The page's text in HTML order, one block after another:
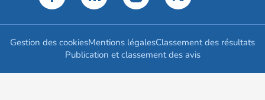
Gestion des cookiesMentions légalesClassement des résultats
Publication et classement des avis